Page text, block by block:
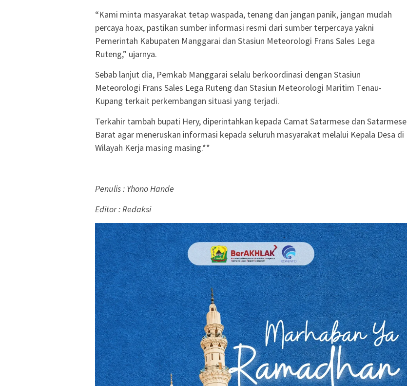
“Kami minta masyarakat tetap waspada, tenang dan jangan panik, jangan mudah
percaya hoax, pastikan sumber informasi resmi dari sumber terpercaya yakni
Pemerintah Kabupaten Manggarai dan Stasiun Meteorologi Frans Sales Lega
Ruteng,” ujarnya.
Sebab lanjut dia, Pemkab Manggarai selalu berkoordinasi dengan Stasiun
Meteorologi Frans Sales Lega Ruteng dan Stasiun Meteorologi Maritim Tenau-
Kupang terkait perkembangan situasi yang terjadi.
Terkahir tambah bupati Hery, diperintahkan kepada Camat Satarmese dan Satarmese
Barat agar meneruskan informasi kepada seluruh masyarakat melalui Kepala Desa di
Wilayah Kerja masing masing.**
Penulis : Yhono Hande
Editor : Redaksi